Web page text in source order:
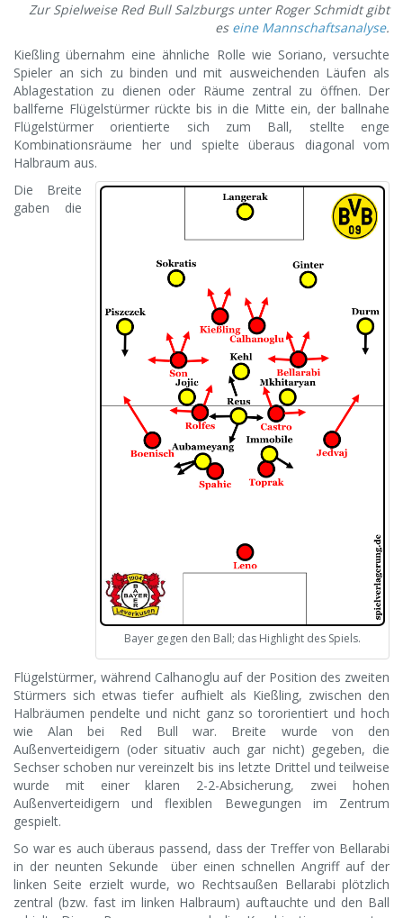
Zur Spielweise Red Bull Salzburgs unter Roger Schmidt gibt
es eine Mannschaftsanalyse.
Kießling übernahm eine ähnliche Rolle wie Soriano, versuchte
Spieler an sich zu binden und mit ausweichenden Läufen als
Ablagestation zu dienen oder Räume zentral zu öffnen. Der
ballferne Flügelstürmer rückte bis in die Mitte ein, der ballnahe
Flügelstürmer orientierte sich zum Ball, stellte enge
Kombinationsräume her und spielte überaus diagonal vom
Halbraum aus.
Bayer gegen den Ball; das Highlight des Spiels.
Die Breite
gaben die
Flügelstürmer, während Calhanoglu auf der Position des zweiten
Stürmers sich etwas tiefer aufhielt als Kießling, zwischen den
Halbräumen pendelte und nicht ganz so tororientiert und hoch
wie Alan bei Red Bull war. Breite wurde von den
Außenverteidigern (oder situativ auch gar nicht) gegeben, die
Sechser schoben nur vereinzelt bis ins letzte Drittel und teilweise
wurde mit einer klaren 2-2-Absicherung, zwei hohen
Außenverteidigern und flexiblen Bewegungen im Zentrum
gespielt.
So war es auch überaus passend, dass der Treffer von Bellarabi
in der neunten Sekunde über einen schnellen Angriff auf der
linken Seite erzielt wurde, wo Rechtsaußen Bellarabi plötzlich
zentral (bzw. fast im linken Halbraum) auftauchte und den Ball